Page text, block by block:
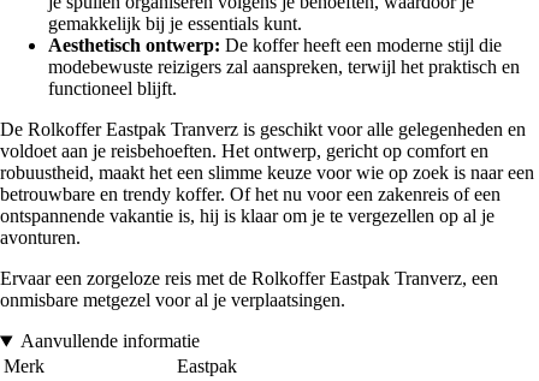
gemakkelijk bij je essentials kunt.
Aesthetisch ontwerp: De koffer heeft een moderne stijl die
modebewuste reizigers zal aanspreken, terwijl het praktisch en
functioneel blijft.
De Rolkoffer Eastpak Tranverz is geschikt voor alle gelegenheden en
voldoet aan je reisbehoeften. Het ontwerp, gericht op comfort en
robuustheid, maakt het een slimme keuze voor wie op zoek is naar een
betrouwbare en trendy koffer. Of het nu voor een zakenreis of een
ontspannende vakantie is, hij is klaar om je te vergezellen op al je
avonturen.
Ervaar een zorgeloze reis met de Rolkoffer Eastpak Tranverz, een
onmisbare metgezel voor al je verplaatsingen.
Aanvullende informatie
Merk
Eastpak